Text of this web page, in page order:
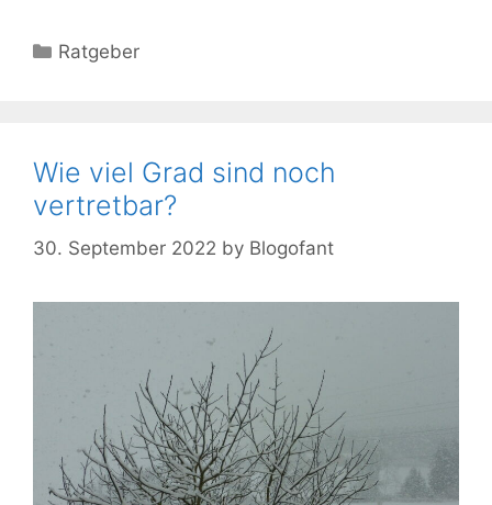
Kategorien
Ratgeber
Wie viel Grad sind noch
vertretbar?
30. September 2022 by Blogofant